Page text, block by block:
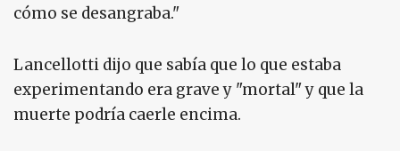
cómo se desangraba."
Lancellotti dijo que sabía que lo que estaba
experimentando era grave y "mortal" y que la
muerte podría caerle encima.